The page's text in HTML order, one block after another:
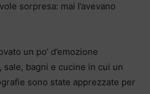
sorpresa: mai l’avevano
un po’ d’emozione
bagni e cucine in cui un
sono state apprezzate per